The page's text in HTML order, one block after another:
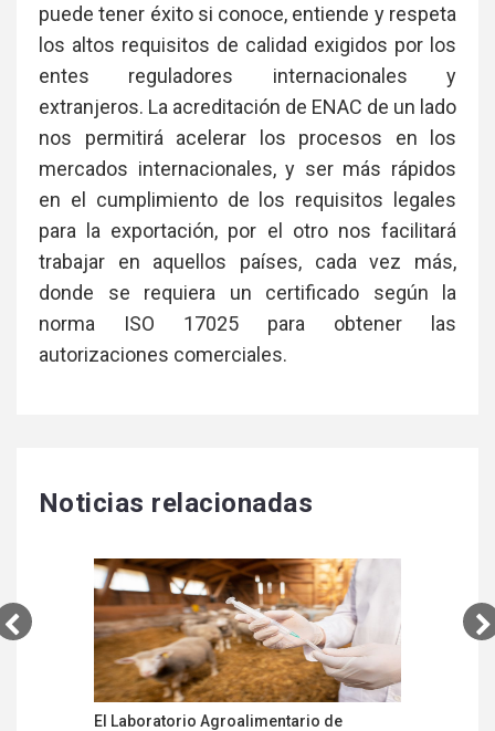
puede tener éxito si conoce, entiende y respeta
los altos requisitos de calidad exigidos por los
entes reguladores internacionales y
extranjeros. La acreditación de ENAC de un lado
nos permitirá acelerar los procesos en los
mercados internacionales, y ser más rápidos
en el cumplimiento de los requisitos legales
para la exportación, por el otro nos facilitará
trabajar en aquellos países, cada vez más,
donde se requiera un certificado según la
norma ISO 17025 para obtener las
autorizaciones comerciales.
Noticias relacionadas
El Laboratorio Agroalimentario de